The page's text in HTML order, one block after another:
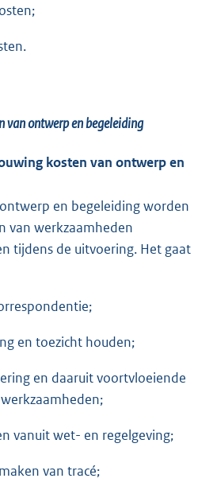
van ontwerp en begeleiding
kosten van ontwerp en
en begeleiding worden
van werkzaamheden
tijdens de uitvoering. Het gaat
en toezicht houden;
en daaruit voortvloeiende
vanuit wet- en regelgeving;
van tracé;